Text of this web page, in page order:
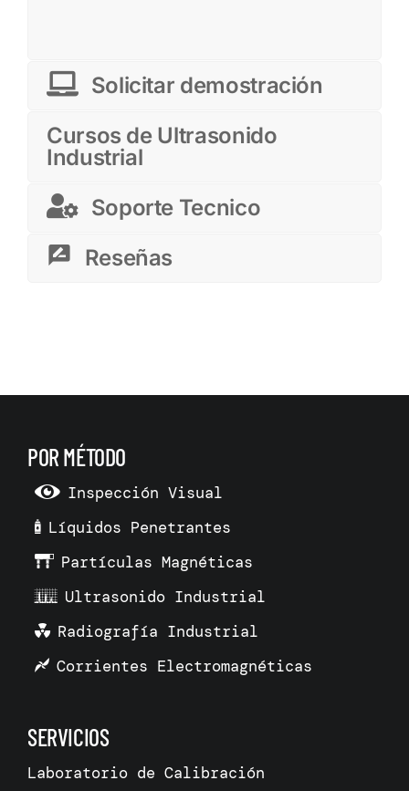
Solicitar demostración
Cursos de Ultrasonido
Industrial
Soporte Tecnico
Reseñas
POR MÉTODO
Inspección Visual
Líquidos Penetrantes
Partículas Magnéticas
Ultrasonido Industrial
Radiografía Industrial
Corrientes Electromagnéticas
SERVICIOS
Laboratorio de Calibración